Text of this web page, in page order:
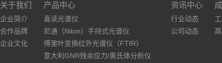
关于我们
企业简介
合作品牌
企业文化
产品中心
直读光谱仪
尼通（Niton）手持式光谱仪
傅里叶变换红外光谱仪（FTIR）
意大利GNR残余应力/奥氏体分析仪
资讯中心
行业动态
公司动态